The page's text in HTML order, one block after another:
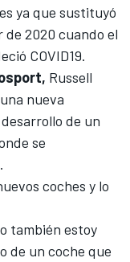
ya que sustituyó
de 2020 cuando el
COVID19.
Russell
nueva
de un
se
coches y lo
también estoy
de un coche que